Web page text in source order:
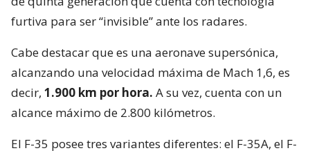
furtiva para ser “invisible” ante los radares.
Cabe destacar que es una aeronave supersónica,
alcanzando una velocidad máxima de Mach 1,6, es
decir, 1.900 km por hora. A su vez, cuenta con un
alcance máximo de 2.800 kilómetros.
El F-35 posee tres variantes diferentes: el F-35A, el F-